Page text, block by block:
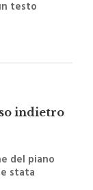
della
indietro
del piano